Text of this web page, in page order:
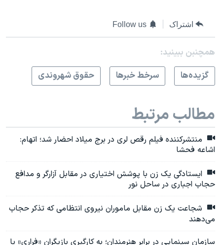
اشتراک Follow us
همچنبن ببینید:
گزيده‌ها
سرخط خبرها حقوق شهروندی
مطالب مرتبط
منتشرکننده فیلم رقص لری در برج میلاد احضار شد؛ اتهام:
اشاعه فحشا
ایستادگی یک زن با پوشش اختیاری در مقابل آزارگر و مدافع
حجاب اجباری در ساحل نور
شجاعت یک زن مقابل ماموران نیروی انتظامی که تذکر حجاب
می‌دهند
سازمان سینمایی در برابر هنرمندان؛ به کارگیری بازیگران «فراری» یا